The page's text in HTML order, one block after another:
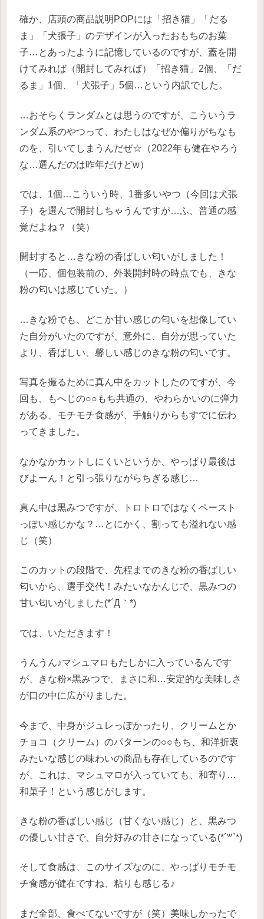
確か、店頭の商品説明POPには「招き猫」「だる
ま」「犬張子」のデザインが入ったおもちのお菓
子…とあったように記憶しているのですが、蓋を開
けてみれば（開封してみれば）「招き猫」2個、「だ
るま」1個、「犬張子」5個…という内訳でした。
…おそらくランダムとは思うのですが、こういうラ
ンダム系のやつって、わたしはなぜか偏りがちなも
のを、引いてしまうんだぜ☆（2022年も健在やろう
な…選んだのは昨年だけどw）
では、1個…こういう時、1番多いやつ（今回は犬張
子）を選んで開封しちゃうんですが…ふ、普通の感
覚だよね？（笑）
開封すると…きな粉の香ばしい匂いがしました！
（一応、個包装前の、外装開封時の時点でも、きな
粉の匂いは感じていた。）
…きな粉でも、どこか甘い感じの匂いを想像してい
た自分がいたのですが、意外に、自分が思っていた
より、香ばしい、馨しい感じのきな粉の匂いです。
写真を撮るために真ん中をカットしたのですが、今
回も、もへじの○○もち共通の、やわらかいのに弾力
がある、モチモチ食感が、手触りからもすでに伝わ
ってきました。
なかなかカットしにくいというか、やっぱり最後は
びよーん！と引っ張りながらちぎる感じ…
真ん中は黒みつですが、トロトロではなくペースト
っぽい感じかな？…とにかく、割っても溢れない感
じ（笑）
このカットの段階で、先程までのきな粉の香ばしい
匂いから、選手交代！みたいなかんじで、黒みつの
甘い匂いがしました(*´Д｀*)
では、いただきます！
うんうん♪マシュマロもたしかに入っているんです
が、きな粉×黒みつで、まさに和…安定的な美味しさ
が口の中に広がりました。
今まで、中身がジュレっぽかったり、クリームとか
チョコ（クリーム）のパターンの○○もち、和洋折衷
みたいな感じの味わいの商品も存在しているのです
が、これは、マシュマロが入っていても、和寄り…
和菓子！という感じがします。
きな粉の香ばしい感じ（甘くない感じ）と、黒みつ
の優しい甘さで、自分好みの甘さになっている(*´꒳`*)
そして食感は、このサイズなのに、やっぱりモチモ
チ食感が健在ですね、粘りも感じる♪
まだ全部、食べてないですが（笑）美味しかったで